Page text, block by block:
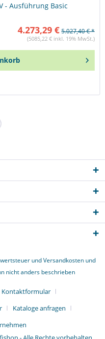
- Ausführung Basic
4.273,29 € 5.027,40 € *
(5085,22 € inkl. 19% MwSt.)
undVersandkostenund
nicht anders beschrieben
Kontaktformular
Kataloge anfragen